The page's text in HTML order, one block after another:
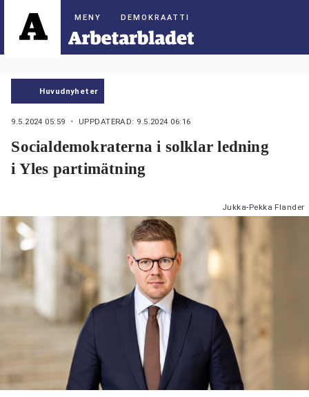
DEMOKRAATTI
Huvudnyheter
9.5.2024 05:59 ・ UPPDATERAD: 9.5.2024 06:16
Socialdemokraterna i solklar ledning
i Yles partimätning
Jukka-Pekka Flander